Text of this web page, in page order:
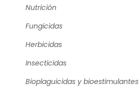
Nutrición
Fungicidas
Herbicidas
Insecticidas
Bioplaguicidas y bioestimulantes